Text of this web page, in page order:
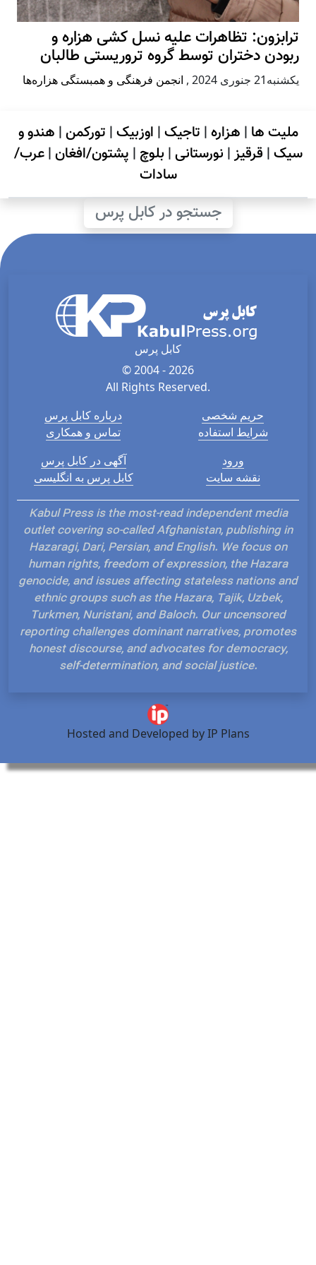
تظاهرات علیه نسل کشی هزاره و
دختران توسط گروه تروریستی طالبان
2024
,انجمن فرهنگی و همبستگی هزاره‌ها
ها|هزاره |تاجیک|اوزبیک|تورکمن|هندو و
|قرقیز |نورستانی|بلوچ|پشتون/افغان|عرب/
سادات
جستجو در کابل پرس
کابل پرس
© 2004 - 2026
All Rights Reserved.
درباره کابل پرس
تماس و همکاری
حریم شخصی
شرایط استفاده
آگهی در کابل پرس
کابل پرس به انگلیسی
نقشه سایت
Kabul Press is the most-read independent
outlet covering so-called Afghanistan, publishing
Hazaragi, Dari, Persian, and English. We focus
human rights, freedom of expression, the
genocide, and issues affecting stateless nations
ethnic groups such as the Hazara, Tajik, Uzbek,
Turkmen, Nuristani, and Baloch. Our uncensored
reporting challenges dominant narratives,
honest discourse, and advocates for
self-determination, and social justice.
Hosted and Developed by IP Plans